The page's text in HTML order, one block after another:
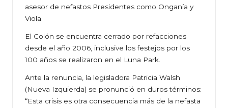
asesor de nefastos Presidentes como Onganía y
Viola.
El Colón se encuentra cerrado por refacciones
desde el año 2006, inclusive los festejos por los
100 años se realizaron en el Luna Park.
Ante la renuncia, la legisladora Patricia Walsh
(Nueva Izquierda) se pronunció en duros términos:
“Esta crisis es otra consecuencia más de la nefasta